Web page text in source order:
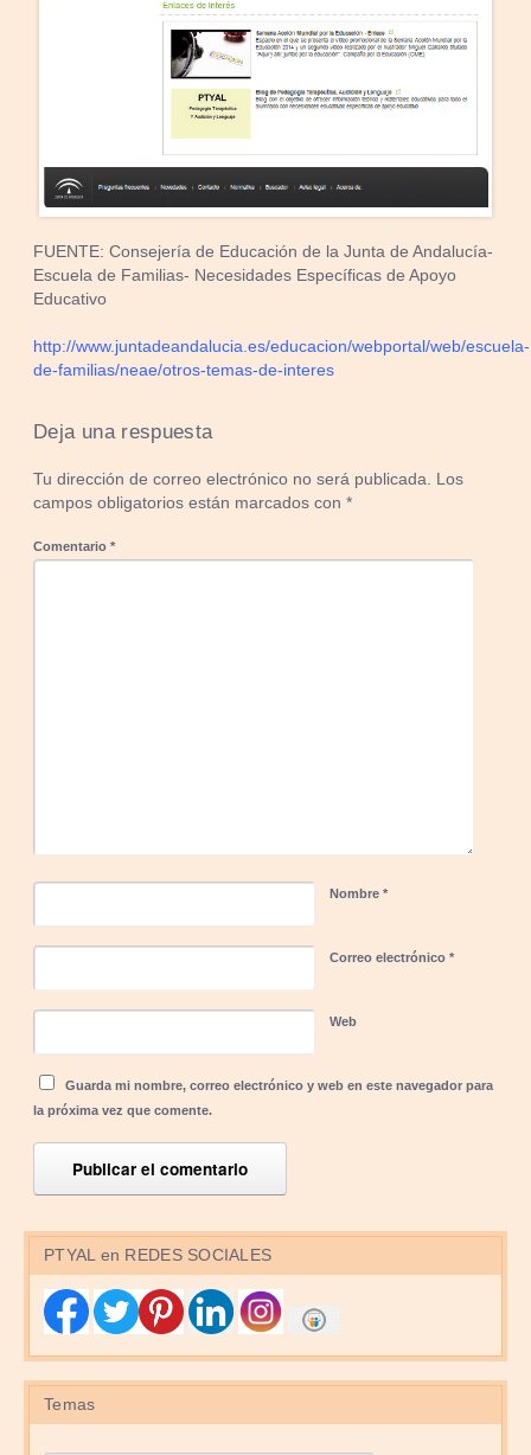
FUENTE: Consejería de Educación de la Junta de Andalucía-
Escuela de Familias- Necesidades Específicas de Apoyo
Educativo
http://www.juntadeandalucia.es/educacion/webportal/web/escuela-
de-familias/neae/otros-temas-de-interes
Deja una respuesta
Tu dirección de correo electrónico no será publicada. Los
campos obligatorios están marcados con*
Comentario*
Nombre*
Correo electrónico*
Web
Guarda mi nombre, correo electrónico y web en este navegador para
la próxima vez que comente.
PTYAL en REDES SOCIALES
Temas